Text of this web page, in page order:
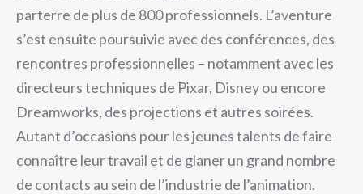
parterre de plus de 800 professionnels. L’aventure
s’est ensuite poursuivie avec des conférences, des
rencontres professionnelles – notamment avec les
directeurs techniques de Pixar, Disney ou encore
Dreamworks, des projections et autres soirées.
Autant d’occasions pour les jeunes talents de faire
connaître leur travail et de glaner un grand nombre
de contacts au sein de l’industrie de l’animation.